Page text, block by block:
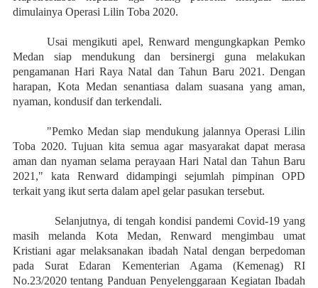
dimulainya Operasi Lilin Toba 2020.
Usai mengikuti apel, Renward mengungkapkan Pemko
Medan siap mendukung dan bersinergi guna melakukan
pengamanan Hari Raya Natal dan Tahun Baru 2021. Dengan
harapan, Kota Medan senantiasa dalam suasana yang aman,
nyaman, kondusif dan terkendali.
"Pemko Medan siap mendukung jalannya Operasi Lilin
Toba 2020. Tujuan kita semua agar masyarakat dapat merasa
aman dan nyaman selama perayaan Hari Natal dan Tahun Baru
2021," kata Renward didampingi sejumlah pimpinan OPD
terkait yang ikut serta dalam apel gelar pasukan tersebut.
Selanjutnya, di tengah kondisi pandemi Covid-19 yang
masih melanda Kota Medan, Renward mengimbau umat
Kristiani agar melaksanakan ibadah Natal dengan berpedoman
pada Surat Edaran Kementerian Agama (Kemenag) RI
No.23/2020 tentang Panduan Penyelenggaraan Kegiatan Ibadah